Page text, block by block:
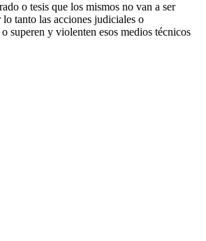
o tesis que los mismos no van a ser
tanto las acciones judiciales o
superen y violenten esos medios técnicos